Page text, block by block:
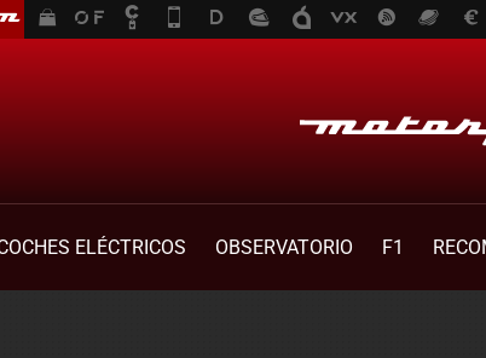
ELÉCTRICOS OBSERVATORIO F1